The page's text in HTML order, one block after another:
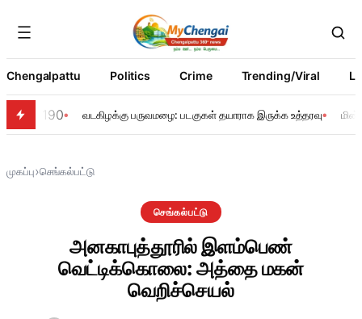
Chengalpattu Politics Crime Trending/Viral
190 வடகிழக்கு பருவமழை: படகுகள் தயாராக இருக்க உத்தரவு
முகப்பு›செங்கல்பட்டு
செங்கல்பட்டு
அனகாபுத்தூரில் இளம்பெண்
வெட்டிக்கொலை: அத்தை மகன்
வெறிச்செயல்